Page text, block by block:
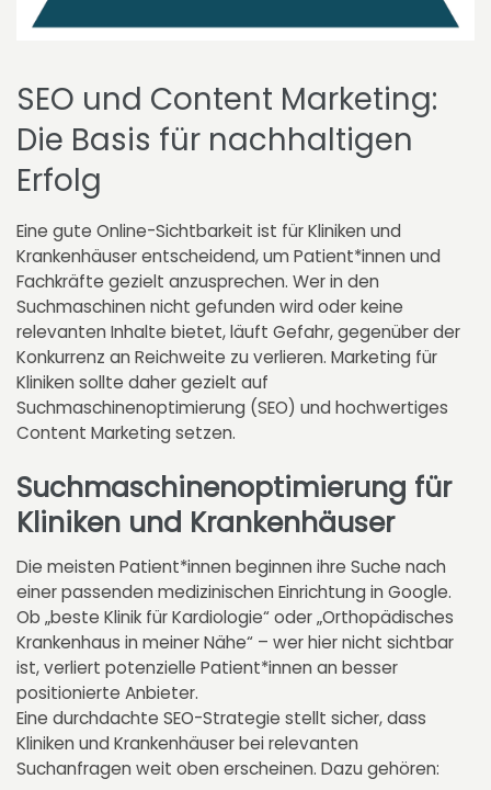
SEO und Content Marketing:
Die Basis für nachhaltigen
Erfolg
Eine gute Online-Sichtbarkeit ist für Kliniken und
Krankenhäuser entscheidend, um Patient*innen und
Fachkräfte gezielt anzusprechen. Wer in den
Suchmaschinen nicht gefunden wird oder keine
relevanten Inhalte bietet, läuft Gefahr, gegenüber der
Konkurrenz an Reichweite zu verlieren. Marketing für
Kliniken sollte daher gezielt auf
Suchmaschinenoptimierung (SEO) und hochwertiges
Content Marketing setzen.
Suchmaschinenoptimierung für
Kliniken und Krankenhäuser
Die meisten Patient*innen beginnen ihre Suche nach
einer passenden medizinischen Einrichtung in Google.
Ob „beste Klinik für Kardiologie“ oder „Orthopädisches
Krankenhaus in meiner Nähe“ – wer hier nicht sichtbar
ist, verliert potenzielle Patient*innen an besser
positionierte Anbieter.
Eine durchdachte SEO-Strategie stellt sicher, dass
Kliniken und Krankenhäuser bei relevanten
Suchanfragen weit oben erscheinen. Dazu gehören: